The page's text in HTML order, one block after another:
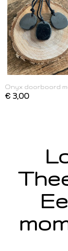
Onyx doorboord
€ 3,00